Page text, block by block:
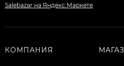
КОМПАНИЯ